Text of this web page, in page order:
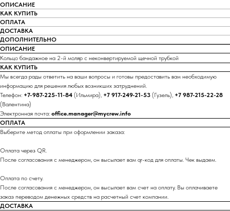
ОПИСАНИЕ
КАК КУПИТЬ
ОПЛАТА
ДОСТАВКА
ДОПОЛНИТЕЛЬНО
ОПИСАНИЕ
Кольцо бандажное на 2-й моляр с неконвертируемой щечной трубкой
КАК КУПИТЬ
Мы всегда рады ответить на ваши вопросы и готовы предоставить вам необходимую
информацию для решения любых возникших затруднений.
Телефон: +7-987-225-11-84 (Ильмира), +7 917-249-21-53 (Гузель), +7 987-215-22-28
(Валентина)
Электронная почта: office.manager@mycrew.info
ОПЛАТА
Выберите метод оплаты при оформлении заказа:
Оплата через QR.
После согласования с менеджером, он высылает вам qr-код для оплаты. Чек выдаем.
Оплата по счету.
После согласования с менеджером, он высылает вам счет на оплату. Вы оплачиваете
заказ переводом денежных средств на расчетный счет компании.
ДОСТАВКА